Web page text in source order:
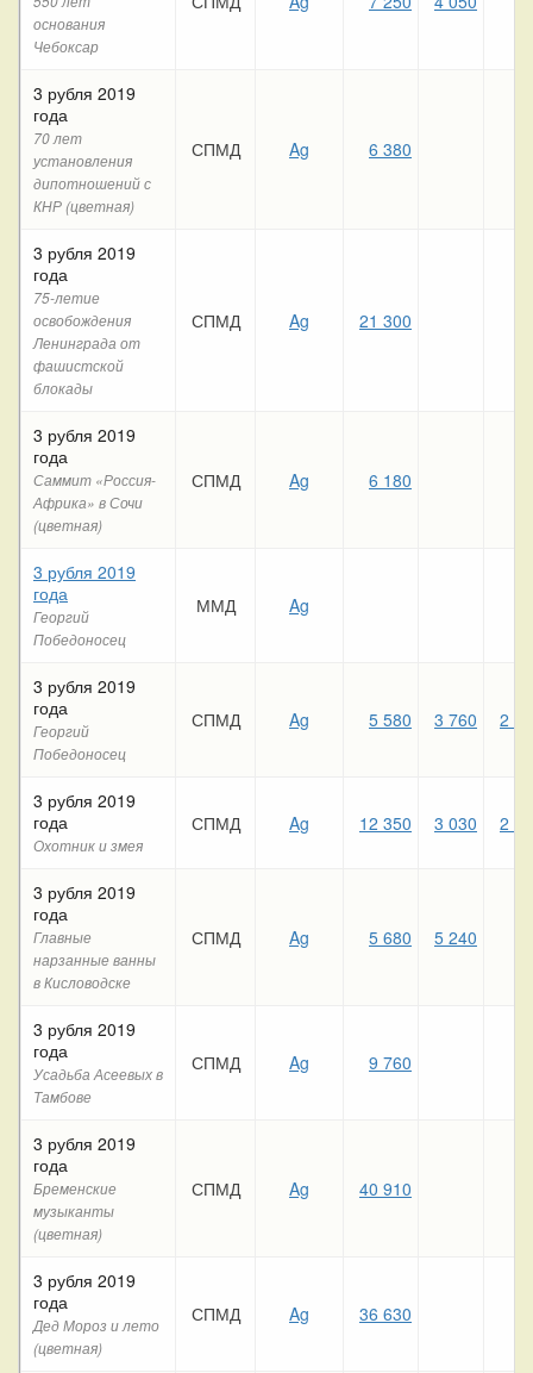
основания
Чебоксар
3 рубля 2019
года
70 лет
установления
дипотношений с
КНР (цветная)
СПМД Ag 6 380
3 рубля 2019
года
75-летие
освобождения
Ленинграда от
фашистской
блокады
СПМД Ag 21 300
3 рубля 2019
года
Саммит «Россия-
Африка» в Сочи
(цветная)
СПМД Ag 6 180
3 рубля 2019
года
Георгий
Победоносец
ММД Ag
3 рубля 2019
года
Георгий
Победоносец
СПМД Ag 5 580 3 760 2
3 рубля 2019
года
Охотник и змея
СПМД Ag 12 350 3 030 2
3 рубля 2019
года
Главные
нарзанные ванны
в Кисловодске
СПМД Ag 5 680 5 240
3 рубля 2019
года
Усадьба Асеевых в
Тамбове
СПМД Ag 9 760
3 рубля 2019
года
Бременские
музыканты
(цветная)
СПМД Ag 40 910
3 рубля 2019
года
Дед Мороз и лето
(цветная)
СПМД Ag 36 630